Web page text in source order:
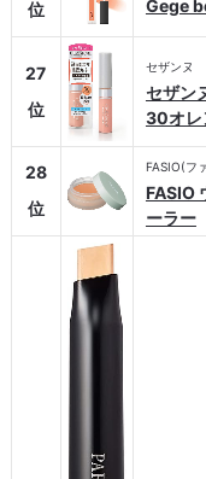
位
Gege
27
位
セザンヌ
セザン
30オレ
28
位
FASIO(フ
FASIO
ーラー